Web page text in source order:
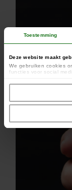
Toestemming
Deze website maakt
We gebruiken cookies
functies voor social
social media,
combineren met
verzameld op basis